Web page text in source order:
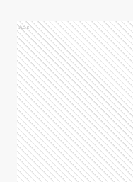
Ads